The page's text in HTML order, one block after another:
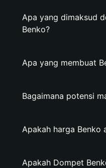
Apa yang dimaksud
Benko?
Apa yang membuat
Bagaimana potensi
Apakah harga Benko
Apakah Dompet